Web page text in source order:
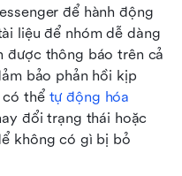
để hành động
liệu để nhóm dễ dàng
được thông báo trên cả
bảo phản hồi kịp
có thể tự động hóa
đổi trạng thái hoặc
không có gì bị bỏ